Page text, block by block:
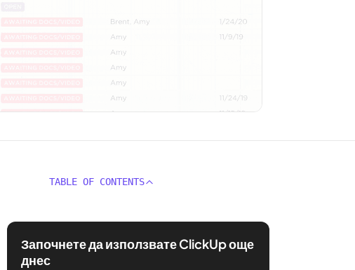
TABLE OF CONTENTS
Започнете да използвате ClickUp още
днес